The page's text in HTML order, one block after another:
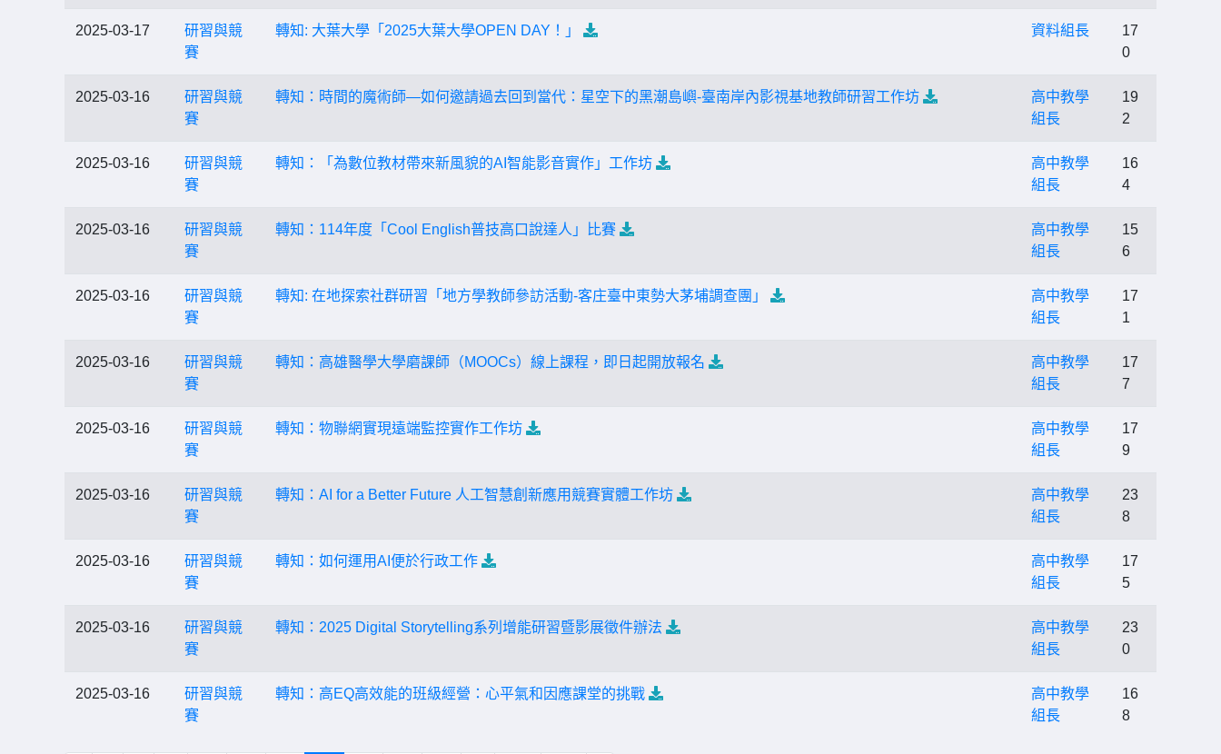
2025-03-17
研習與競
賽
轉知: 大葉大學「2025大葉大學OPEN DAY！」 資料組長
17
0
2025-03-16
研習與競
賽
轉知：時間的魔術師—如何邀請過去回到當代：星空下的黑潮島嶼-臺南岸內影視基地教師研習工作坊
高中教學
組長
19
2
2025-03-16
研習與競
賽
轉知：「為數位教材帶來新風貌的AI智能影音實作」工作坊
高中教學
組長
16
4
2025-03-16
研習與競
賽
轉知：114年度「Cool English普技高口說達人」比賽
高中教學
組長
15
6
2025-03-16
研習與競
賽
轉知: 在地探索社群研習「地方學教師參訪活動-客庄臺中東勢大茅埔調查團」
高中教學
組長
17
1
2025-03-16
研習與競
賽
轉知：高雄醫學大學磨課師（MOOCs）線上課程，即日起開放報名
高中教學
組長
17
7
2025-03-16
研習與競
賽
轉知：物聯網實現遠端監控實作工作坊
高中教學
組長
17
9
2025-03-16
研習與競
賽
轉知：AI for a Better Future 人工智慧創新應用競賽實體工作坊
高中教學
組長
23
8
2025-03-16
研習與競
賽
轉知：如何運用AI便於行政工作
高中教學
組長
17
5
2025-03-16
研習與競
賽
轉知：2025 Digital Storytelling系列增能研習暨影展徵件辦法
高中教學
組長
23
0
2025-03-16
研習與競
賽
轉知：高EQ高效能的班級經營：心平氣和因應課堂的挑戰
高中教學
組長
16
8